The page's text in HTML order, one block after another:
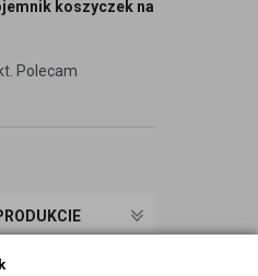
koszyczek na
Polecam